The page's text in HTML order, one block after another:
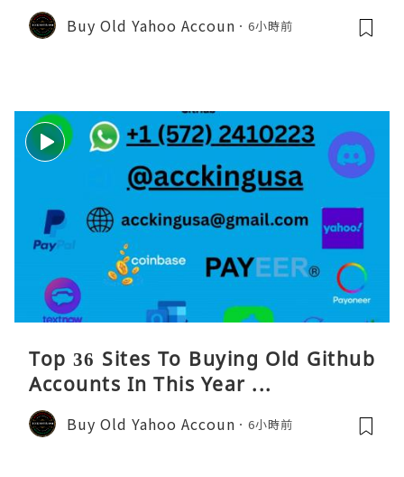
Buy Old Yahoo Accoun 6小時前
Top 36 Sites To Buying Old Github
Accounts In This Year ...
Buy Old Yahoo Accoun 6小時前